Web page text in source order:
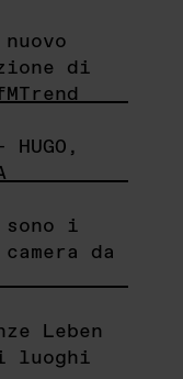
di
sono i
da
Leben
luoghi